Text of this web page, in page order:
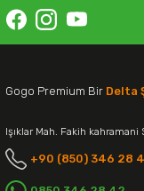
Gogo Premium Bir Delta
Işıklar Mah. Fakih
+90 (850) 346 28